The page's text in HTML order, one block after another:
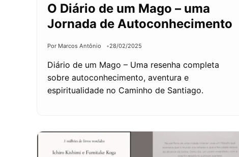
O Diário de um Mago – uma
Jornada de Autoconhecimento
Por Marcos Antônio 28/02/2025
Diário de um Mago – Uma resenha completa
sobre autoconhecimento, aventura e
espiritualidade no Caminho de Santiago.